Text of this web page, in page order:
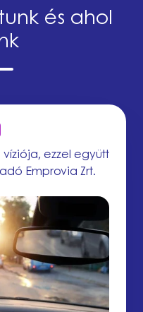
és ahol
víziója, ezzel együtt
Emprovia Zrt.